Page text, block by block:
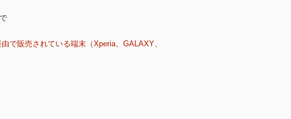
で販売されている端末（Xperia、GALAXY、